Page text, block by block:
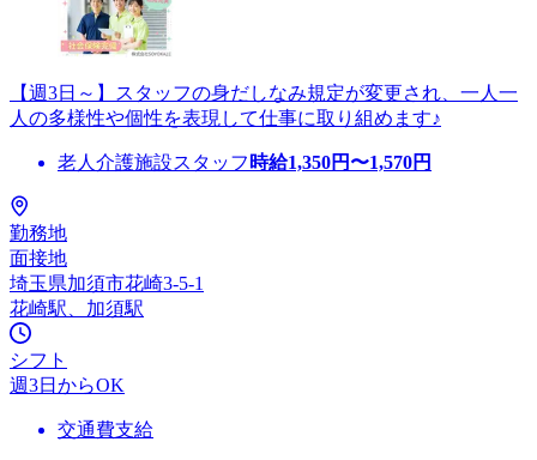
【週3日～】スタッフの身だしなみ規定が変更され、一人一
人の多様性や個性を表現して仕事に取り組めます♪
老人介護施設スタッフ 時給1,350円〜1,570円
勤務地
面接地
埼玉県加須市花崎3-5-1
花崎駅、加須駅
シフト
週3日からOK
交通費支給